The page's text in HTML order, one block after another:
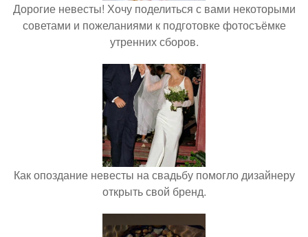
Дорогие невесты! Хочу поделиться с вами некоторыми
советами и пожеланиями к подготовке фотосъёмке
утренних сборов.
Как опоздание невесты на свадьбу помогло дизайнеру
открыть свой бренд.